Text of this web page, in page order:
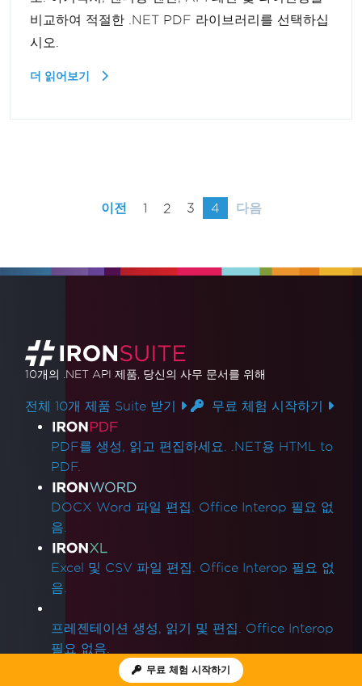
비교하여 적절한 .NET PDF 라이브러리를 선택하십
시오.
더 읽어보기
이전 1 2 3 4 다음
무료 체험 시작하기
10개의 .NET API 제품, 당신의 사무 문서를 위해
전체 10개 제품 Suite 받기 무료 체험 시작하기
제품 링크
PDF를 생성, 읽고 편집하세요. .NET용 HTML to
PDF.
DOCX Word 파일 편집. Office Interop 필요 없
음.
Excel 및 CSV 파일 편집. Office Interop 필요 없
음.
프레젠테이션 생성, 읽기 및 편집. Office Interop
필요 없음.